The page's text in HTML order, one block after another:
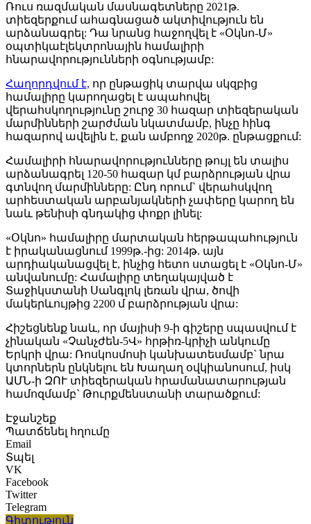
Ռուս ռազմական մասնագետները 2021թ.
տիեզերքում ահագնացած ակտիվություն են
արձանագրել: Դա նրանց հաջողվել է «Օկնո-Մ»
օպտիկաէլեկտրոնային համալիրի
հնարավորությունների օգնությամբ:
Հաղորդվում է, որ ընթացիկ տարվա սկզբից
համալիրը կարողացել է ապահովել
վերահսկողությունը շուրջ 30 հազար տիեզերական
մարմինների շարժման նկատմամբ, ինչը հինգ
հազարով ավելին է, քան ամբողջ 2020թ. ընթացքում:
Համալիրի հնարավորությունները թույլ են տալիս
արձանագրել 120-50 հազար կմ բարձրության վրա
գտնվող մարմինները: Ընդ որում` վերահսկվող
արհեստական արբանյակների չափերը կարող են
նաև թենիսի գնդակից փոքր լինել:
«Օկնո» համալիրը մարտական հերթապահություն
է իրականացնում 1999թ.-ից: 2014թ. այն
արդիականացվել է, ինչից հետո ստացել է «Օկնո-Մ»
անվանումը: Համալիրը տեղակայված է
Տաջիկստանի Սանգլոկ լեռան վրա, ծովի
մակերևույթից 2200 մ բարձրության վրա:
Հիշեցնենք նաև, որ մայիսի 9-ի գիշերը սպասվում է
չինական «Չանչժեն-5Վ» հրթիռ-կրիչի անկումը
Երկրի վրա: Ռոսկոսմոսի կանխատեսմամբ` նրա
կտորներն ընկնելու են Խաղաղ օվկիանոսում, իսկ
ԱՄՆ-ի ԶՈՒ տիեզերական հրամանատարության
համոզմամբ` Թուրքմենստանի տարածքում:
Էջանշեք
Պատճենել հղումը
Email
Տպել
VK
Facebook
Twitter
Telegram
Գիտություն